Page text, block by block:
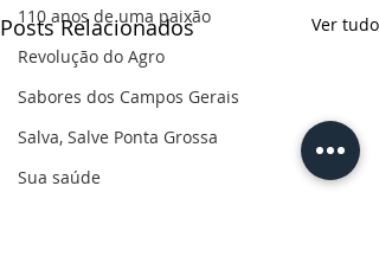
110 anos de uma paixão
Revolução do Agro
Sabores dos Campos Gerais
Salva, Salve Ponta Grossa
Sua saúde
Posts Relacionados Ver tudo